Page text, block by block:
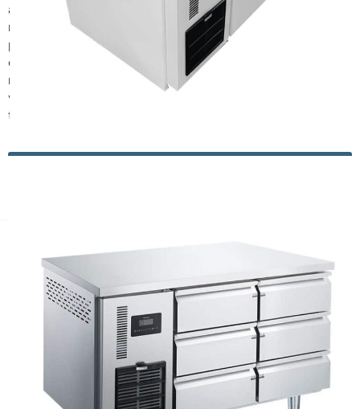
avoir à aller et venir dans la cuisine, fournissant au chef un
refroidisseur de tiroir supplémentaire. Meilleure capacité de
poids, vous pouvez donc placer la cuisinière à gaz de
comptoir ou le gril commercial sur le dessus du
réfrigérateur de base du chef et obtenir les ingrédients dont
vous avez besoin en dessous, ce qui vous fait gagner du
temps en cuisine.
Résumé
Réfrigérateur commercial sous le comptoirsont un
excellent choix pour toute cuisine compacte, et je suis
sûr que vous avez une idée claire de ce dont vous avez
besoin en lisant ce qui précède, alors contactez
, pour un équipement de réfrigération de cuisine